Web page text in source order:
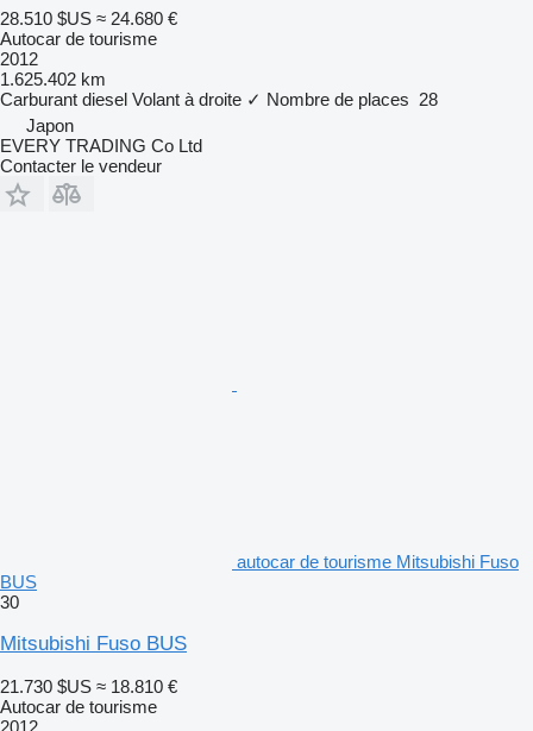
28.510 $US ≈ 24.680 €
Autocar de tourisme
2012
1.625.402 km
Carburant diesel Volant à droite ✓ Nombre de places 28
Japon
EVERY TRADING Co Ltd
Contacter le vendeur
autocar de tourisme Mitsubishi Fuso
BUS
30
Mitsubishi Fuso BUS
21.730 $US ≈ 18.810 €
Autocar de tourisme
2012